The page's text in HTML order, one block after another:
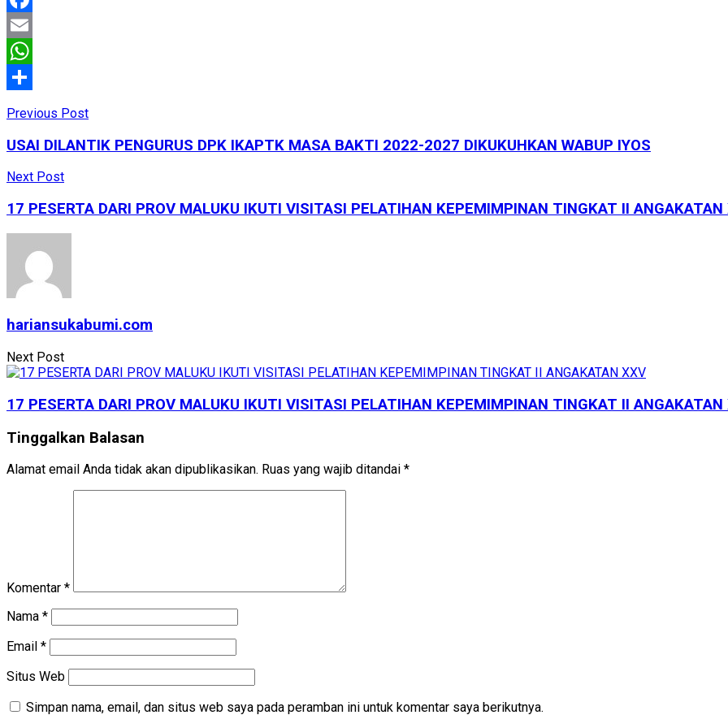
Facebook
Email
WhatsApp
Previous Post
USAI DILANTIK PENGURUS DPK IKAPTK MASA BAKTI 2022-2027 DIKUKUHKAN WABUP IYOS
Next Post
17 PESERTA DARI PROV MALUKU IKUTI VISITASI PELATIHAN KEPEMIMPINAN TINGKAT II ANGAKATAN
hariansukabumi.com
Next Post
17 PESERTA DARI PROV MALUKU IKUTI VISITASI PELATIHAN KEPEMIMPINAN TINGKAT II ANGAKATAN
Tinggalkan Balasan
Alamat email Anda tidak akan dipublikasikan. Ruas yang wajib ditandai *
Komentar *
Nama *
Email *
Situs Web
Simpan nama, email, dan situs web saya pada peramban ini untuk komentar saya berikutnya.